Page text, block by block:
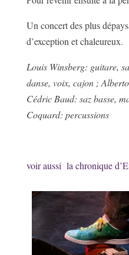
Un concert des plus
d’exception et chaleureux.
Louis Winsberg: guitare,
danse, voix, cajon ;
Cédric Baud: saz basse,
Coquard: percussions
voir aussi la chronique